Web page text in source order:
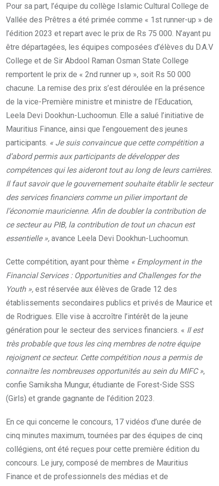
Pour sa part, l’équipe du collège Islamic Cultural College de
Vallée des Prêtres a été primée comme « 1st runner-up » de
l’édition 2023 et repart avec le prix de Rs 75 000. N’ayant pu
être départagées, les équipes composées d’élèves du D.A.V
College et de Sir Abdool Raman Osman State College
remportent le prix de « 2nd runner up », soit Rs 50 000
chacune. La remise des prix s’est déroulée en la présence
de la vice-Première ministre et ministre de l’Education,
Leela Devi Dookhun-Luchoomun. Elle a salué l’initiative de
Mauritius Finance, ainsi que l’engouement des jeunes
participants. « Je suis convaincue que cette compétition a
d’abord permis aux participants de développer des
compétences qui les aideront tout au long de leurs carrières.
Il faut savoir que le gouvernement souhaite établir le secteur
des services financiers comme un pilier important de
l’économie mauricienne. Afin de doubler la contribution de
ce secteur au PIB, la contribution de tout un chacun est
essentielle », avance Leela Devi Dookhun-Luchoomun.
Cette compétition, ayant pour thème « Employment in the
Financial Services : Opportunities and Challenges for the
Youth », est réservée aux élèves de Grade 12 des
établissements secondaires publics et privés de Maurice et
de Rodrigues. Elle vise à accroître l’intérêt de la jeune
génération pour le secteur des services financiers. « Il est
très probable que tous les cinq membres de notre équipe
rejoignent ce secteur. Cette compétition nous a permis de
connaitre les nombreuses opportunités au sein du MIFC »,
confie Samiksha Mungur, étudiante de Forest-Side SSS
(Girls) et grande gagnante de l’édition 2023.
En ce qui concerne le concours, 17 vidéos d’une durée de
cinq minutes maximum, tournées par des équipes de cinq
collégiens, ont été reçues pour cette première édition du
concours. Le jury, composé de membres de Mauritius
Finance et de professionnels des médias et de